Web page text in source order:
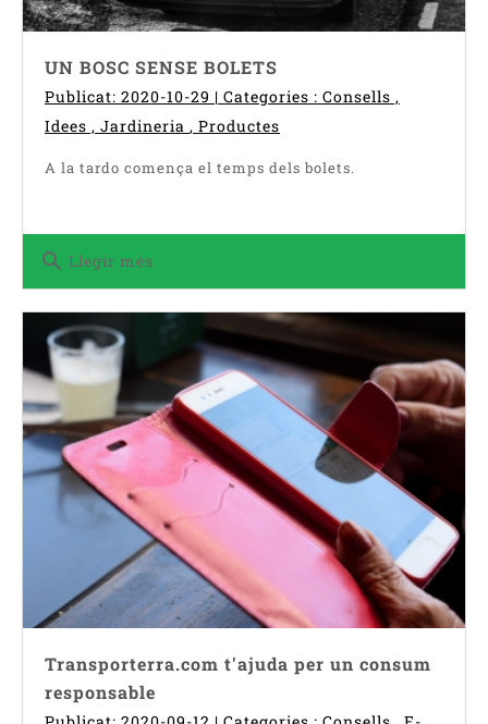
UN BOSC SENSE BOLETS
Publicat: 2020-10-29 | Categories : Consells ,
Idees , Jardineria , Productes
A la tardo comença el temps dels bolets.
search Llegir més
Transporterra.com t'ajuda per un consum
responsable